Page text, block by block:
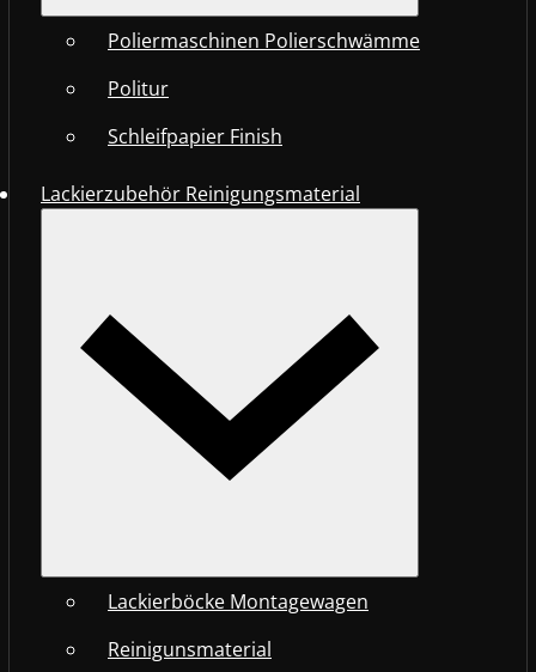
Poliermaschinen Polierschwämme
Politur
Schleifpapier Finish
Lackierzubehör Reinigungsmaterial
Lackierböcke Montagewagen
Reinigunsmaterial